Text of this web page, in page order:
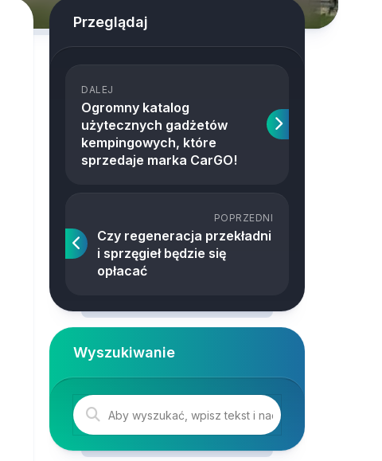
Przeglądaj
DALEJ
Ogromny katalog
użytecznych gadżetów
kempingowych, które
sprzedaje marka CarGO!
POPRZEDNI
Czy regeneracja przekładni
i sprzęgieł będzie się
opłacać
Wyszukiwanie